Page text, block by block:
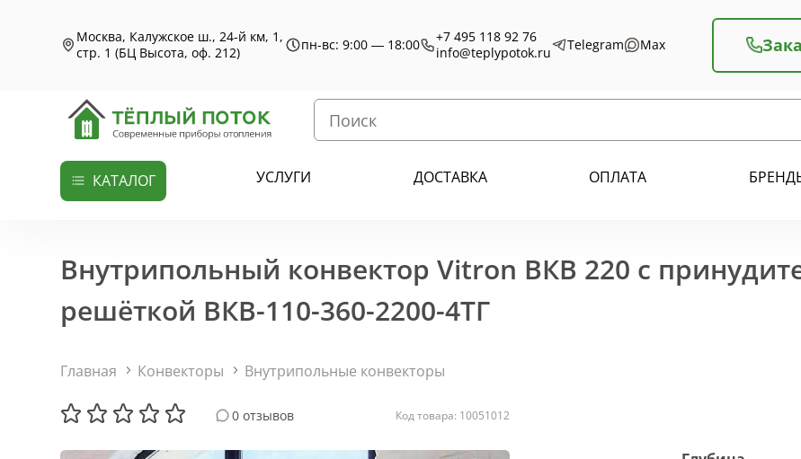
Москва, Калужское ш., 24-й км, 1,
стр. 1 (БЦ Высота, оф. 212)
пн-вс: 9:00 — 18:00
+7 495 118 92 76
info@teplypotok.ru
Telegram Max
КАТАЛОГ УСЛУГИ ДОСТАВКА ОПЛАТА
Внутрипольный конвектор Vitron ВКВ 220 с
решёткой ВКВ-110-360-2200-4ТГ
Главная Конвекторы Внутрипольные конвекторы
0 отзывов Код товара: 10051012